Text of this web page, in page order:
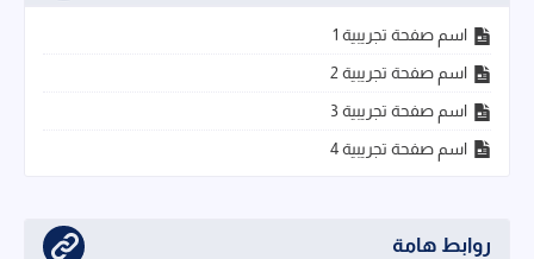
اسم صفحة تجريبية 1
اسم صفحة تجريبية 2
اسم صفحة تجريبية 3
اسم صفحة تجريبية 4
روابط هامة